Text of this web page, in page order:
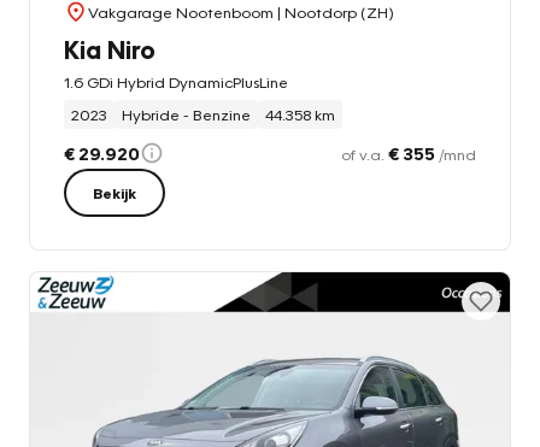
Vakgarage Nootenboom | Nootdorp (ZH)
Kia Niro
1.6 GDi Hybrid DynamicPlusLine
2023
Hybride - Benzine 44.358 km
€ 29.920 of v.a. € 355 /mnd
Bekijk